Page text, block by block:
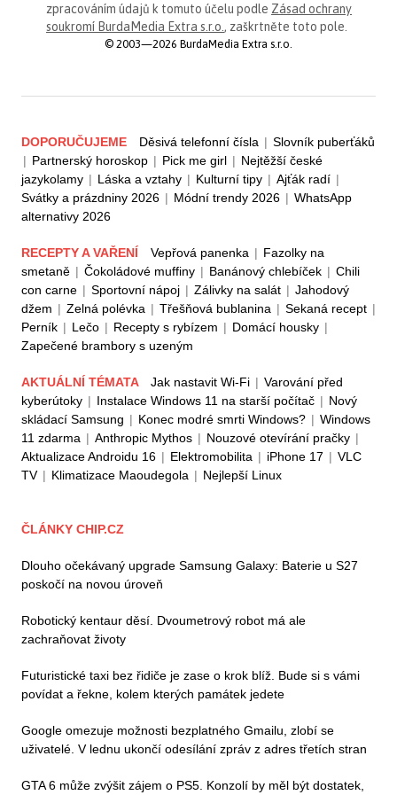
zpracováním údajů k tomuto účelu podle Zásad ochrany
soukromí BurdaMedia Extra s.r.o. , zaškrtněte toto pole.
© 2003—2026 BurdaMedia Extra s.r.o.
DOPORUČUJEME Děsivá telefonní čísla | Slovník puberťáků
| Partnerský horoskop | Pick me girl | Nejtěžší české
jazykolamy | Láska a vztahy | Kulturní tipy | Ajťák radí |
Svátky a prázdniny 2026 | Módní trendy 2026 | WhatsApp
alternativy 2026
RECEPTY A VAŘENÍ Vepřová panenka | Fazolky na
smetaně | Čokoládové muffiny | Banánový chlebíček | Chili
con carne | Sportovní nápoj | Zálivky na salát | Jahodový
džem | Zelná polévka | Třešňová bublanina | Sekaná recept |
Perník | Lečo | Recepty s rybízem | Domácí housky |
Zapečené brambory s uzeným
AKTUÁLNÍ TÉMATA Jak nastavit Wi-Fi | Varování před
kyberútoky | Instalace Windows 11 na starší počítač | Nový
skládací Samsung | Konec modré smrti Windows? | Windows
11 zdarma | Anthropic Mythos | Nouzové otevírání pračky |
Aktualizace Androidu 16 | Elektromobilita | iPhone 17 | VLC
TV | Klimatizace Maoudegola | Nejlepší Linux
ČLÁNKY CHIP.CZ
Dlouho očekávaný upgrade Samsung Galaxy: Baterie u S27
poskočí na novou úroveň
Robotický kentaur děsí. Dvoumetrový robot má ale
zachraňovat životy
Futuristické taxi bez řidiče je zase o krok blíž. Bude si s vámi
povídat a řekne, kolem kterých památek jedete
Google omezuje možnosti bezplatného Gmailu, zlobí se
uživatelé. V lednu ukončí odesílání zpráv z adres třetích stran
GTA 6 může zvýšit zájem o PS5. Konzolí by měl být dostatek,